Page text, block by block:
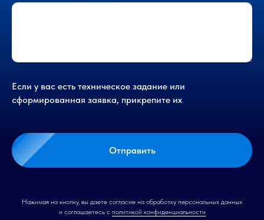
Если у вас есть техническое задание или
сформированная заявка, прикрепите их
Отправить
Нажимая на кнопку, вы даете согласие на обработку персональных данных
и соглашаетесь c политикой конфиденциальности